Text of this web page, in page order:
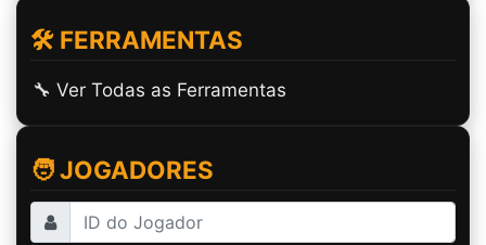
🛠️ FERRAMENTAS
🔧 Ver Todas as Ferramentas
🧑 JOGADORES